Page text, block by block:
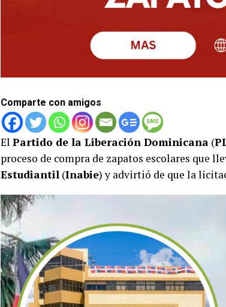
Comparte con amigos
El Partido de la Liberación Dominicana (
proceso de compra de zapatos escolares que
Estudiantil (Inabie) y advirtió de que la